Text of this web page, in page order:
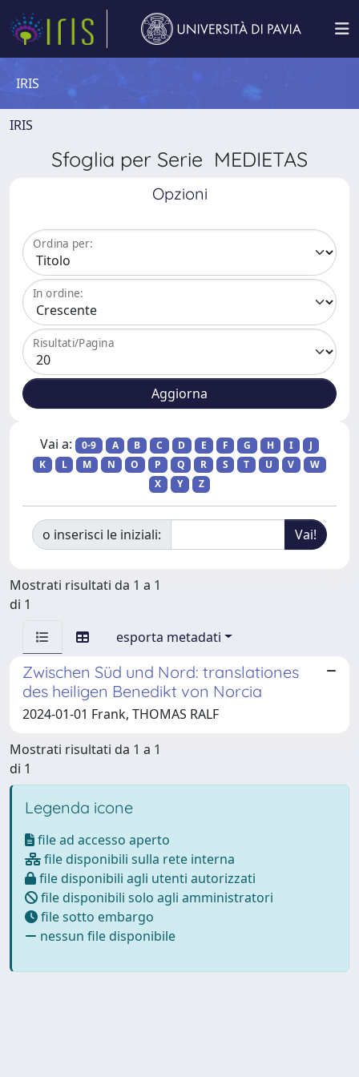
IRIS
IRIS
Sfoglia per Serie MEDIETAS
Opzioni
Ordina per:
In ordine:
Risultati/Pagina
Vai a: 0-9 A B C D E F G H I
J
K
L M N O P Q R S T U V
W
X
Y Z
o inserisci le iniziali:
Mostrati risultati da 1 a 1
di 1
esporta metadati
Zwischen Süd und Nord: translationes
des heiligen Benedikt von Norcia
2024-01-01 Frank, THOMAS RALF
Mostrati risultati da 1 a 1
di 1
Legenda icone
file ad accesso aperto
file disponibili sulla rete interna
file disponibili agli utenti autorizzati
file disponibili solo agli amministratori
file sotto embargo
nessun file disponibile